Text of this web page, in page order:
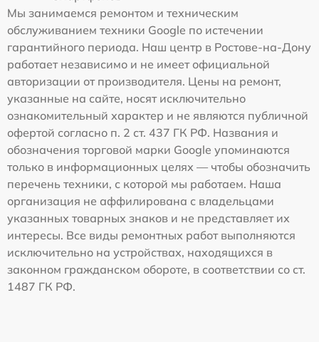
Мы занимаемся ремонтом и техническим
обслуживанием техники Google по истечении
гарантийного периода. Наш центр в Ростове-на-Дону
работает независимо и не имеет официальной
авторизации от производителя. Цены на ремонт,
указанные на сайте, носят исключительно
ознакомительный характер и не являются публичной
офертой согласно п. 2 ст. 437 ГК РФ. Названия и
обозначения торговой марки Google упоминаются
только в информационных целях — чтобы обозначить
перечень техники, с которой мы работаем. Наша
организация не аффилирована с владельцами
указанных товарных знаков и не представляет их
интересы. Все виды ремонтных работ выполняются
исключительно на устройствах, находящихся в
законном гражданском обороте, в соответствии со ст.
1487 ГК РФ.